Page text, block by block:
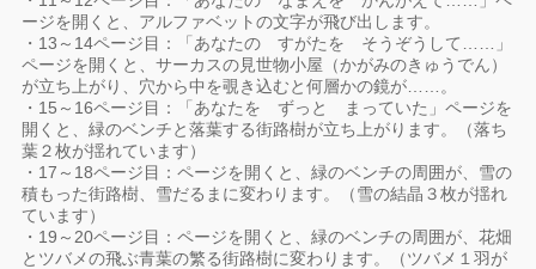
ージを開くと、アルファベットの文字が飛び出します。
・13～14ページ目：「あなたの すがたを そうぞうして……」
ページを開くと、サーカスの見世物小屋（かがみのきゅうでん）
が立ち上がり、穴から中を覗き込むと何層かの鏡が……。
・15～16ページ目：「あなたを ずっと まっていた」ページを
開くと、緑のベンチと落葉する街路樹が立ち上がります。（落ち
葉２枚が揺れています）
・17～18ページ目：ページを開くと、緑のベンチの周囲が、雪の
積もった街路樹、雪だるまに変わります。（雪の結晶３枚が揺れ
ています）
・19～20ページ目：ページを開くと、緑のベンチの周囲が、花畑
とツバメの飛ぶ青葉の繁る街路樹に変わります。（ツバメ１羽が